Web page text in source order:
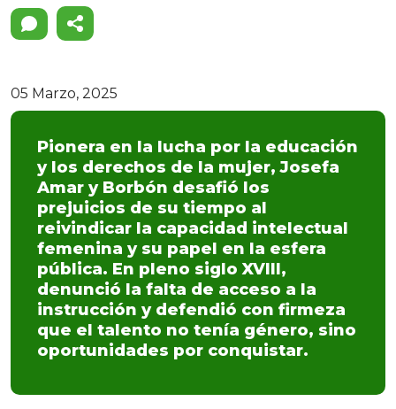
05 Marzo, 2025
Pionera en la lucha por la educación
y los derechos de la mujer, Josefa
Amar y Borbón desafió los
prejuicios de su tiempo al
reivindicar la capacidad intelectual
femenina y su papel en la esfera
pública. En pleno siglo XVIII,
denunció la falta de acceso a la
instrucción y defendió con firmeza
que el talento no tenía género, sino
oportunidades por conquistar.